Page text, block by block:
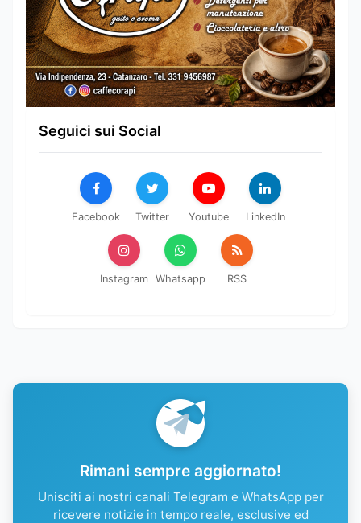
Seguici sui Social
Facebook Twitter Youtube LinkedIn
Instagram Whatsapp RSS
Rimani sempre aggiornato!
Unisciti ai nostri canali Telegram e WhatsApp per
ricevere notizie in tempo reale, esclusive ed